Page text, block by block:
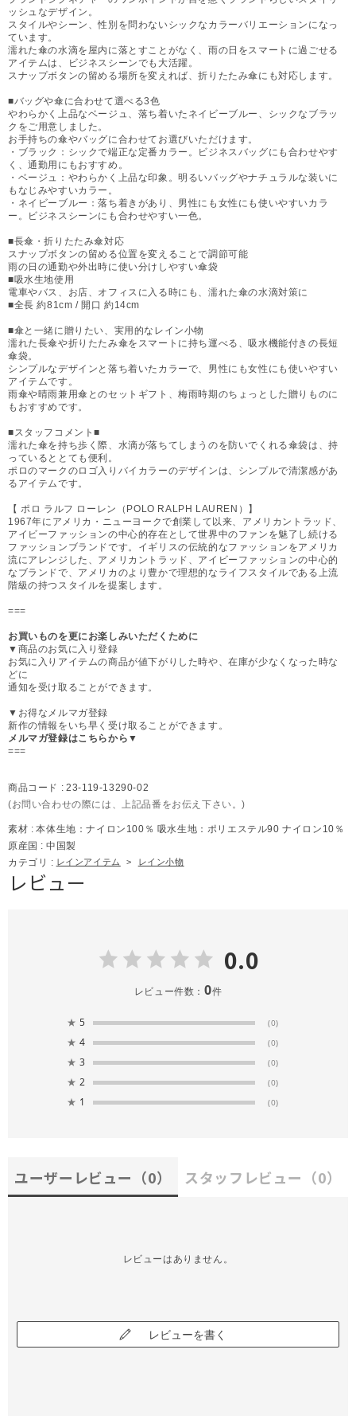
ッシュなデザイン。
スタイルやシーン、性別を問わないシックなカラーバリエーションになっ
ています。
濡れた傘の水滴を屋内に落とすことがなく、雨の日をスマートに過ごせる
アイテムは、ビジネスシーンでも大活躍。
スナップボタンの留める場所を変えれば、折りたたみ傘にも対応します。
■バッグや傘に合わせて選べる3色
やわらかく上品なベージュ、落ち着いたネイビーブルー、シックなブラッ
クをご用意しました。
お手持ちの傘やバッグに合わせてお選びいただけます。
・ブラック：シックで端正な定番カラー。ビジネスバッグにも合わせやす
く、通勤用にもおすすめ。
・ベージュ：やわらかく上品な印象。明るいバッグやナチュラルな装いに
もなじみやすいカラー。
・ネイビーブルー：落ち着きがあり、男性にも女性にも使いやすいカラ
ー。ビジネスシーンにも合わせやすい一色。
■長傘・折りたたみ傘対応
スナップボタンの留める位置を変えることで調節可能
雨の日の通勤や外出時に使い分けしやすい傘袋
■吸水生地使用
電車やバス、お店、オフィスに入る時にも、濡れた傘の水滴対策に
■全長 約81cm / 開口 約14cm
■傘と一緒に贈りたい、実用的なレイン小物
濡れた長傘や折りたたみ傘をスマートに持ち運べる、吸水機能付きの長短
傘袋。
シンプルなデザインと落ち着いたカラーで、男性にも女性にも使いやすい
アイテムです。
雨傘や晴雨兼用傘とのセットギフト、梅雨時期のちょっとした贈りものに
もおすすめです。
■スタッフコメント■
濡れた傘を持ち歩く際、水滴が落ちてしまうのを防いでくれる傘袋は、持
っているととても便利。
ポロのマークのロゴ入りバイカラーのデザインは、シンプルで清潔感があ
るアイテムです。
【 ポロ ラルフ ローレン（POLO RALPH LAUREN）】
1967年にアメリカ・ニューヨークで創業して以来、アメリカントラッド、
アイビーファッションの中心的存在として世界中のファンを魅了し続ける
ファッションブランドです。イギリスの伝統的なファッションをアメリカ
流にアレンジした、アメリカントラッド、アイビーファッションの中心的
なブランドで、アメリカのより豊かで理想的なライフスタイルである上流
階級の持つスタイルを提案します。
===
お買いものを更にお楽しみいただくために
▼商品のお気に入り登録
お気に入りアイテムの商品が値下がりした時や、在庫が少なくなった時な
どに
通知を受け取ることができます。
▼お得なメルマガ登録
新作の情報をいち早く受け取ることができます。
メルマガ登録はこちらから▼
===
商品コード : 23-119-13290-02
(お問い合わせの際には、上記品番をお伝え下さい。)
素材 : 本体生地：ナイロン100％ 吸水生地：ポリエステル90 ナイロン10％
原産国 : 中国製
カテゴリ : レインアイテム > レイン小物
レビュー
0.0
レビュー件数： 0件
★ 5 (0)
★ 4 (0)
★ 3 (0)
★ 2 (0)
★ 1 (0)
ユーザーレビュー （0） スタッフレビュー （0）
レビューはありません。
レビューを書く